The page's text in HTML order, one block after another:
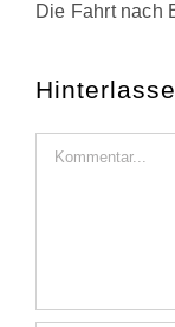
Die Fahrt nach